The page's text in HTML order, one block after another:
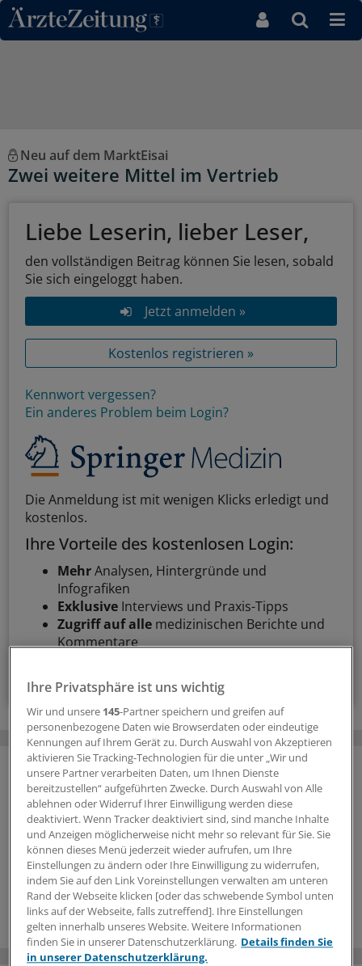
Direkt zum Inhaltsbereich
Neu auf dem MarktEisai
Zwei weitere Mittel im Vertrieb
Liebe Leserin, lieber Leser,
den vollständigen Beitrag können Sie lesen, sobald
Sie sich eingeloggt haben.
Jetzt anmelden »
Kostenlos registrieren »
Kennwort vergessen?
Ein anderes Problem beim Login?
Die Anmeldung ist mit wenigen Klicks erledigt und
kostenlos.
Ihre Vorteile des kostenlosen Login:
MehrAnalysen, Hintergründe und
Infografiken
Exklusive Interviews und Praxis-Tipps
Zugriff auf alle medizinischen Berichte und
Kommentare
Ihre Privatsphäre ist uns wichtig
Wir und unsere 145-Partner speichern und greifen auf
personenbezogene Daten wie Browserdaten oder eindeutige
Kennungen auf Ihrem Gerät zu. Durch Auswahl von Akzeptieren
aktivieren Sie Tracking-Technologien für die unter „Wir und
unsere Partner verarbeiten Daten, um Ihnen Dienste
bereitzustellen“ aufgeführten Zwecke. Durch Auswahl von Alle
ablehnen oder Widerruf Ihrer Einwilligung werden diese
deaktiviert. Wenn Tracker deaktiviert sind, sind manche Inhalte
und Anzeigen möglicherweise nicht mehr so relevant für Sie. Sie
können dieses Menü jederzeit wieder aufrufen, um Ihre
Einstellungen zu ändern oder Ihre Einwilligung zu widerrufen,
indem Sie auf den Link Voreinstellungen verwalten am unteren
Rand der Webseite klicken [oder das schwebende Symbol unten
links auf der Webseite, falls zutreffend]. Ihre Einstellungen
gelten innerhalb unseres Website. Weitere Informationen
finden Sie in unserer Datenschutzerklärung. Details finden Sie
in unserer Datenschutzerklärung.